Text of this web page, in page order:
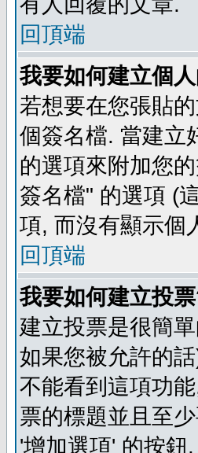
回頂端
我要如何建立個
若想要在您張貼
個簽名檔. 當建立
的選項來附加您
簽名檔" 的選項 (
項, 而沒有顯示個
回頂端
我要如何建立投
建立投票是很簡
如果您被允許的
不能看到這項功
票的標題並且至
'增加選項' 的按鈕